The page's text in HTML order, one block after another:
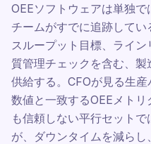
OEEソフトウェアは単独
チームがすでに追跡して
スループット目標、ライ
質管理チェックを含む、
供給する。CFOが見る生
数値と一致するOEEメト
も信頼しない平行セット
が、ダウンタイムを減ら